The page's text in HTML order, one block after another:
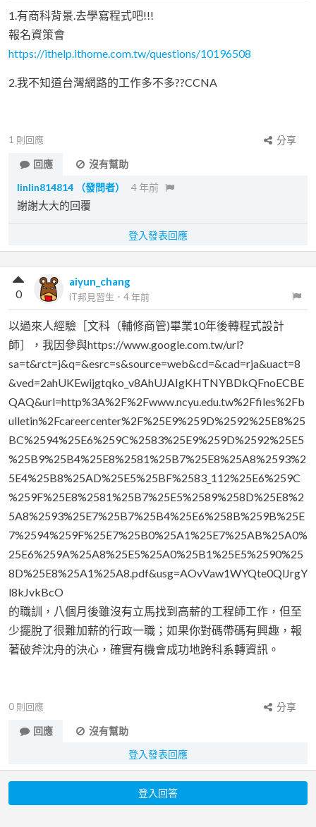
1.有商科背景.去學寫程式吧!!!
報名資策會
https://ithelp.ithome.com.tw/questions/10196508
2.我不知道台灣網路的工作多不多??CCNA
1 則回應
分享
回應
沒有幫助
linlin814814
（發問者） 4 年前
謝謝大大的回覆
登入發表回應
aiyun_chang
iT邦見習生 ． 4 年前
0
以過來人經驗［文科（輔修商管)畢業10年後轉程式設計
師］，我因參與https://www.google.com.tw/url?
sa=t&rct=j&q=&esrc=s&source=web&cd=&cad=rja&uact=8
&ved=2ahUKEwijgtqko_v8AhUJAIgKHTNYBDkQFnoECBE
QAQ&url=http%3A%2F%2Fwww.ncyu.edu.tw%2Ffiles%2Fb
ulletin%2Fcareercenter%2F%25E9%259D%2592%25E8%25
BC%2594%25E6%259C%2583%25E9%259D%2592%25E5
%25B9%25B4%25E8%2581%25B7%25E8%25A8%2593%2
5E4%25B8%25AD%25E5%25BF%2583_112%25E6%259C
%259F%25E8%2581%25B7%25E5%2589%258D%25E8%2
5A8%2593%25E7%25B7%25B4%25E6%258B%259B%25E
7%2594%259F%25E7%25B0%25A1%25E7%25AB%25A0%
25E6%259A%25A8%25E5%25A0%25B1%25E5%2590%25
8D%25E8%25A1%25A8.pdf&usg=AOvVaw1WYQte0QlJrgY
l8kJvkBcO
的職訓，八個月後雖沒有立馬找到高薪的工程師工作，但至
少擺脫了很難加薪的行政一職；如果你對碼帶碼有興趣，報
著破斧沈舟的決心，確實有機會成功地跨科系轉資訊。
0 則回應
分享
回應
沒有幫助
登入發表回應
登入回答